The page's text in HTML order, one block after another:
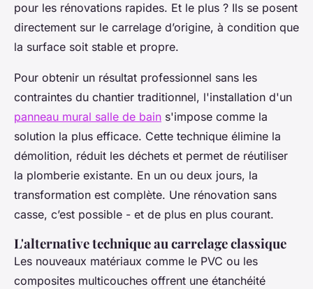
pour les rénovations rapides. Et le plus ? Ils se posent
directement sur le carrelage d’origine, à condition que
la surface soit stable et propre.
Pour obtenir un résultat professionnel sans les
contraintes du chantier traditionnel, l'installation d'un
panneau mural salle de bain s'impose comme la
solution la plus efficace. Cette technique élimine la
démolition, réduit les déchets et permet de réutiliser
la plomberie existante. En un ou deux jours, la
transformation est complète. Une rénovation sans
casse, c’est possible - et de plus en plus courant.
L'alternative technique au carrelage classique
Les nouveaux matériaux comme le PVC ou les
composites multicouches offrent une étanchéité